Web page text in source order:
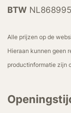
BTW
Alle prijzen op de
Hieraan kunnen geen
productinformatie zijn